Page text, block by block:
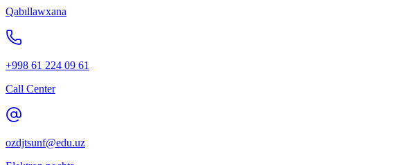
Qabıllawxana
+998 61 224 09 61
Call Center
ozdjtsunf@edu.uz